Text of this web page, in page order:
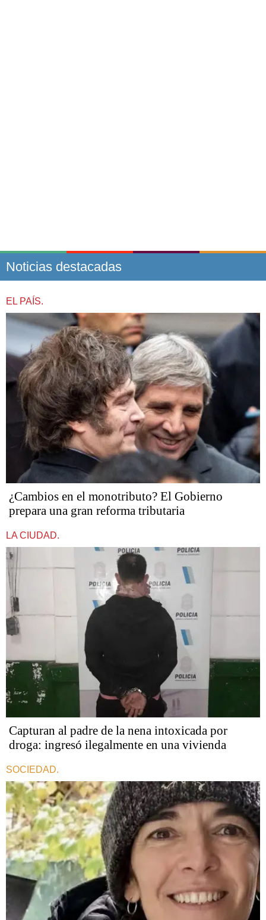
Noticias destacadas
EL PAÍS.
¿Cambios en el monotributo? El Gobierno
prepara una gran reforma tributaria
LA CIUDAD.
Capturan al padre de la nena intoxicada por
droga: ingresó ilegalmente en una vivienda
SOCIEDAD.